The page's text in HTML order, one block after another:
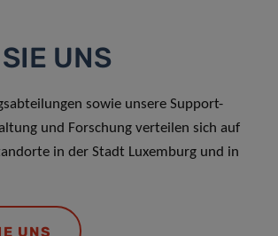
UNS
sowie unsere Support-
und Forschung verteilen sich auf
in der Stadt Luxemburg und in
UNS